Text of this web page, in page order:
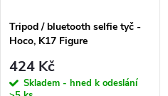
p
r
s
p
Tripod / bluetooth selfie tyč -
Hoco, K17 Figure
424 Kč
Skladem - hned k odeslání